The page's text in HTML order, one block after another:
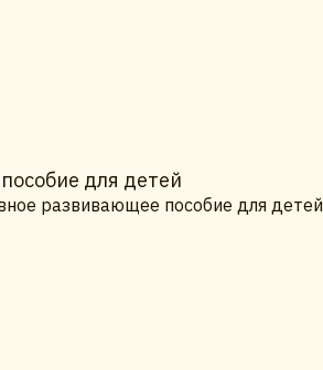
для детей
развивающее пособие для детей